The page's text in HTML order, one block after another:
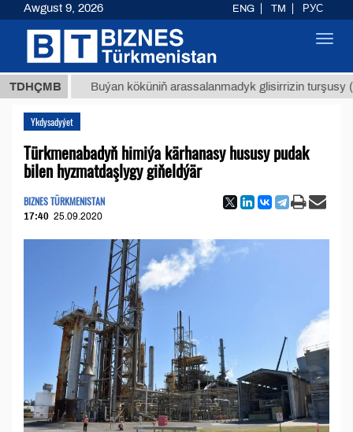
TDHÇMBBuýan köküniň arassalanmadyk glisirrizin turşusy (t.)
Ykdysadyýet
Türkmenabadyň himiýa kärhanasy hususy pudak
bilen hyzmatdaşlygy giňeldýär
BIZNES TÜRKMENISTAN
17:40 25.09.2020
Awgust 9, 2026 ENG TM РУС